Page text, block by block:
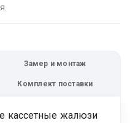
Замер и монтаж
Комплект поставки
кассетные жалюзи